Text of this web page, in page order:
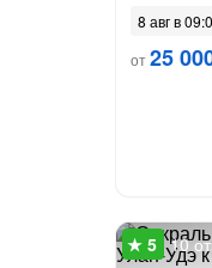
8 авг в
от25
10